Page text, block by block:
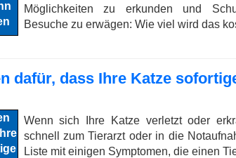
Möglichkeiten zu erkunden und
Besuche zu erwägen: Wie viel wird das
dafür, dass Ihre Katze
Wenn sich Ihre Katze verletzt oder
schnell zum Tierarzt oder in die
Liste mit einigen Symptomen, die einen